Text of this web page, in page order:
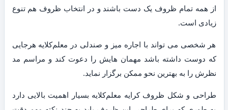
از همه تمام ظروف یک دست باشند و در انتخاب ظروف هم تنوع
زیادی است.
هر شخصی می تواند با اجاره میز و صندلی در معلم‌کلایه هرجایی
که دوست داشته باشد مهمان هایش را دعوت کند و مراسم مد
نظرش را به بهترین نحو ممکن برگزار نماید.
طراحی و شکل ظروف کرایه معلم‌کلایه بسیار اهمیت بالایی دارد